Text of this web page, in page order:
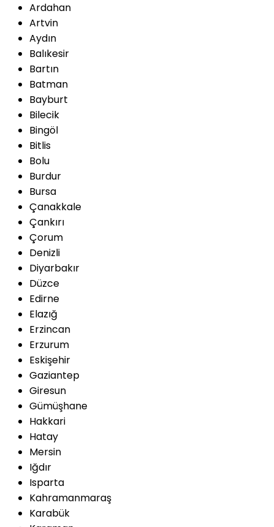
Ardahan
Artvin
Aydın
Balıkesir
Bartın
Batman
Bayburt
Bilecik
Bingöl
Bitlis
Bolu
Burdur
Bursa
Çanakkale
Çankırı
Çorum
Denizli
Diyarbakır
Düzce
Edirne
Elazığ
Erzincan
Erzurum
Eskişehir
Gaziantep
Giresun
Gümüşhane
Hakkari
Hatay
Mersin
Iğdır
Isparta
Kahramanmaraş
Karabük